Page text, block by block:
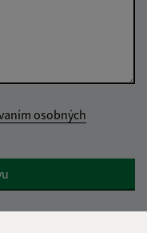
osobných